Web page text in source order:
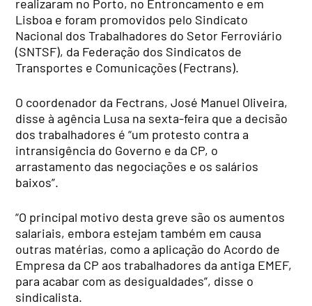
realizaram no Porto, no Entroncamento e em
Lisboa e foram promovidos pelo Sindicato
Nacional dos Trabalhadores do Setor Ferroviário
(SNTSF), da Federação dos Sindicatos de
Transportes e Comunicações (Fectrans).
O coordenador da Fectrans, José Manuel Oliveira,
disse à agência Lusa na sexta-feira que a decisão
dos trabalhadores é “um protesto contra a
intransigência do Governo e da CP, o
arrastamento das negociações e os salários
baixos”.
“O principal motivo desta greve são os aumentos
salariais, embora estejam também em causa
outras matérias, como a aplicação do Acordo de
Empresa da CP aos trabalhadores da antiga EMEF,
para acabar com as desigualdades”, disse o
sindicalista.